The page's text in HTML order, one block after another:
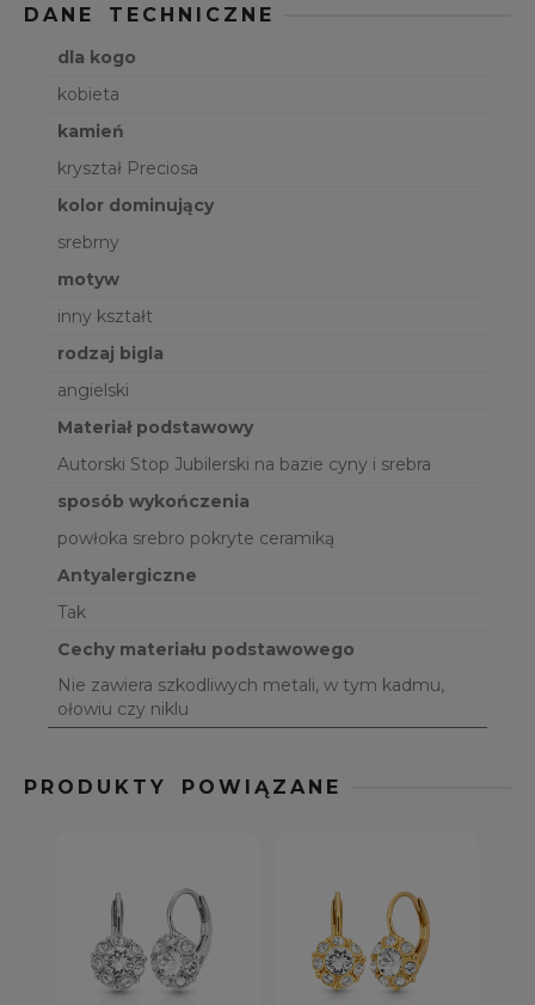
DANE TECHNICZNE
dla kogo
kobieta
kamień
kryształ Preciosa
kolor dominujący
srebrny
motyw
inny kształt
rodzaj bigla
angielski
Materiał podstawowy
Autorski Stop Jubilerski na bazie cyny i srebra
sposób wykończenia
powłoka srebro pokryte ceramiką
Antyalergiczne
Tak
Cechy materiału podstawowego
Nie zawiera szkodliwych metali, w tym kadmu,
ołowiu czy niklu
PRODUKTY POWIĄZANE